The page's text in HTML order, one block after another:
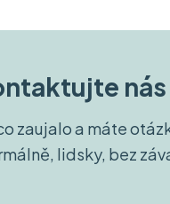
nás
zaujalo a máte
lidsky, bez